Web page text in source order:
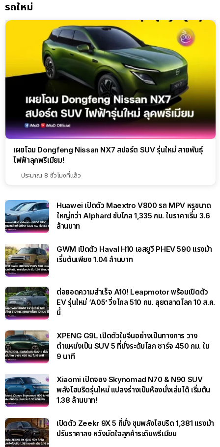
รถใหม่
เผยโฉม Dongfeng Nissan NX7 สปอร์ต SUV รุ่นใหม่ สายพันธุ์
ไฟฟ้าลุคพรีเมียม!
ประมาณ 8 ชั่วโมงที่แล้ว
Huawei เปิดตัว Maextro V800 รถ MPV หรูขนาด
ใหญ่กว่า Alphard ขับไกล 1,335 กม. ในราคาเริ่ม 3.6
ล้านบาท
GWM เปิดตัว Haval H10 เอสยูวี PHEV 590 แรงม้า
เริ่มต้นเพียง 1.04 ล้านบาท
ต่อยอดความสำเร็จ A10! Leapmotor พร้อมเปิดตัว
EV รุ่นใหม่ ‘A05’ วิ่งไกล 510 กม. ลุยตลาดโลก 10 ส.ค.
นี้
XPENG G9L เปิดตัวในจีนอย่างเป็นทางการ วาง
ตำแหน่งเป็น SUV 5 ที่นั่งระดับโลก ชาร์จ 450 กม. ใน
9 นาที
Xiaomi เปิดจอง Skynomad N70 & N90 SUV
พลังไฮบริดรุ่นใหม่ แปลงร่างเป็นห้องนั่งเล่นได้ เริ่มต้น
1.38 ล้านบาท!
เปิดตัว Zeekr 9X 5 ที่นั่ง ขุมพลังไฮบริด 1,381 แรงม้า
ปรับราคาลง หวังมัดใจลูกค้าระดับพรีเมียม